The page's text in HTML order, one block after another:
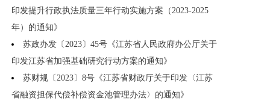
印发提升行政执法质量三年行动实施方案（2023-2025
年）的通知》
苏政办发〔2023〕45号《江苏省人民政府办公厅关于
印发江苏省加强基础研究行动方案的通知》
苏财规〔2023〕8号《江苏省财政厅关于印发〈江苏
省融资担保代偿补偿资金池管理办法〉的通知》